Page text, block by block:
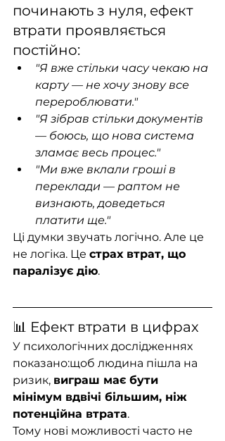
починають з нуля, ефект
втрати проявляється
постійно:
"Я вже стільки часу чекаю на
карту — не хочу знову все
перероблювати."
"Я зібрав стільки документів
— боюсь, що нова система
зламає весь процес."
"Ми вже вклали гроші в
переклади — раптом не
визнають, доведеться
платити ще."
Ці думки звучать логічно. Але це
не логіка. Це страх втрат, що
паралізує дію.
📊 Ефект втрати в цифрах
У психологічних дослідженнях
показано:щоб людина пішла на
ризик, виграш має бути
мінімум вдвічі більшим, ніж
потенційна втрата.
Тому нові можливості часто не